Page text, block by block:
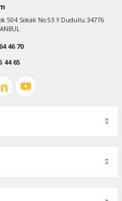
504 Sokak No:53 Y.Dudullu 34776
46 70
44 65